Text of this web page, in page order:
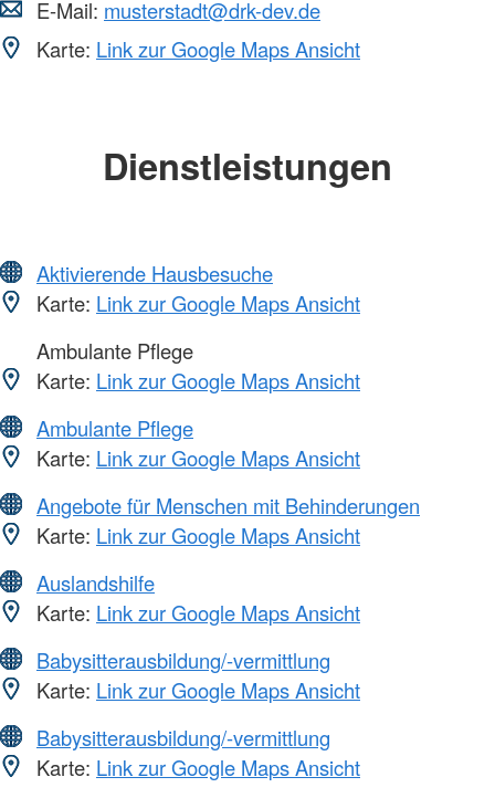
E-Mail: musterstadt@drk-dev.de
Karte: Link zur Google Maps Ansicht
Dienstleistungen
Aktivierende Hausbesuche
Karte: Link zur Google Maps Ansicht
Ambulante Pflege
Karte: Link zur Google Maps Ansicht
Ambulante Pflege
Karte: Link zur Google Maps Ansicht
Angebote für Menschen mit Behinderungen
Karte: Link zur Google Maps Ansicht
Auslandshilfe
Karte: Link zur Google Maps Ansicht
Babysitterausbildung/-vermittlung
Karte: Link zur Google Maps Ansicht
Babysitterausbildung/-vermittlung
Karte: Link zur Google Maps Ansicht